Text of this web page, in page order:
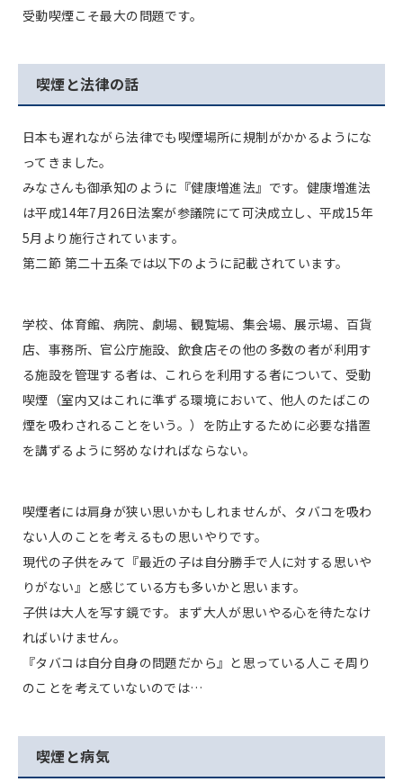
受動喫煙こそ最大の問題です。
喫煙と法律の話
日本も遅れながら法律でも喫煙場所に規制がかかるようにな
ってきました。
みなさんも御承知のように『健康増進法』です。健康増進法
は平成14年7月26日法案が参議院にて可決成立し、平成15年
5月より施行されています。
第二節 第二十五条では以下のように記載されています。
学校、体育館、病院、劇場、観覧場、集会場、展示場、百貨
店、事務所、官公庁施設、飲食店その他の多数の者が利用す
る施設を管理する者は、これらを利用する者について、受動
喫煙（室内又はこれに準ずる環境において、他人のたばこの
煙を吸わされることをいう。）を防止するために必要な措置
を講ずるように努めなければならない。
喫煙者には肩身が狭い思いかもしれませんが、タバコを吸わ
ない人のことを考えるもの思いやりです。
現代の子供をみて『最近の子は自分勝手で人に対する思いや
りがない』と感じている方も多いかと思います。
子供は大人を写す鏡です。まず大人が思いやる心を待たなけ
ればいけません。
『タバコは自分自身の問題だから』と思っている人こそ周り
のことを考えていないのでは…
喫煙と病気